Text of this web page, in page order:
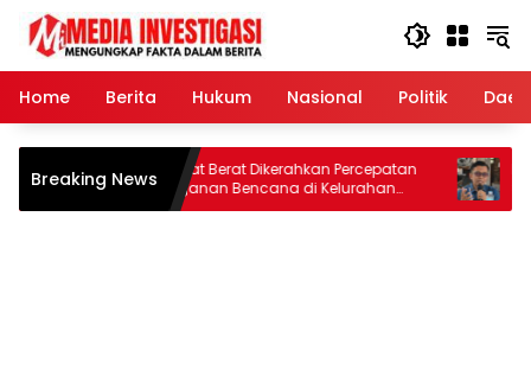
Langsung
konten
Home
Berita Hukum Nasional Politik
Breaking News
11 Unit Alat Berat Dikerahkan Percepatan
Penanganan Bencana di Kelurahan
Sipange Kecamatan Tukka
Seleksi